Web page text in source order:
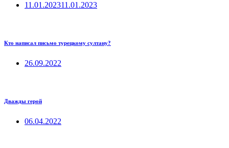
11.01.202311.01.2023
Кто написал письмо турецкому султану?
26.09.2022
Дважды герой
06.04.2022